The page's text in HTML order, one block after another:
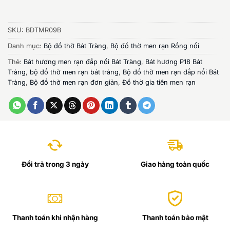
SKU: BDTMR09B
Danh mục: Bộ đồ thờ Bát Tràng, Bộ đồ thờ men rạn Rồng nổi
Thẻ: Bát hương men rạn đắp nổi Bát Tràng, Bát hương P18 Bát
Tràng, bộ đồ thờ men rạn bát tràng, Bộ đồ thờ men rạn đắp nổi Bát
Tràng, Bộ đồ thờ men rạn đơn giản, Đồ thờ gia tiên men rạn
Đổi trả trong 3 ngày Giao hàng toàn quốc
Thanh toán khi nhận hàng Thanh toán bảo mật